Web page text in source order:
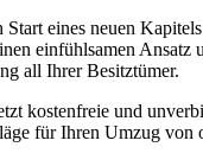
Start eines neuen
einfühlsamen Ansatz
all Ihrer Besitztümer.
kostenfreie und
für Ihren Umzug von